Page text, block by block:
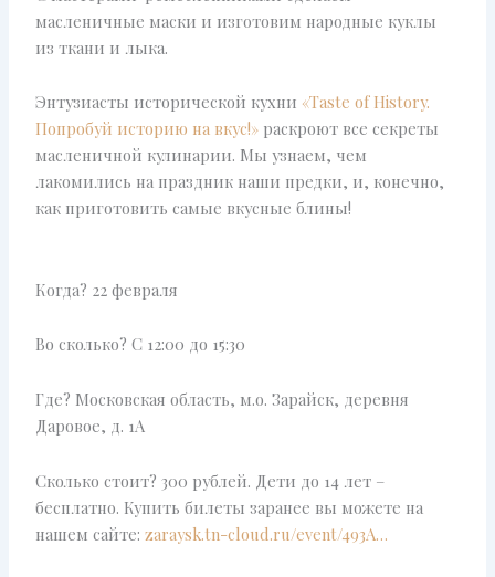
масленичные маски и изготовим народные куклы
из ткани и лыка.
Энтузиасты исторической кухни «Taste of History.
Попробуй историю на вкус!» раскроют все секреты
масленичной кулинарии. Мы узнаем, чем
лакомились на праздник наши предки, и, конечно,
как приготовить самые вкусные блины!
Когда? 22 февраля
Во сколько? С 12:00 до 15:30
Где? Московская область, м.о. Зарайск, деревня
Даровое, д. 1А
Сколько стоит? 300 рублей. Дети до 14 лет –
бесплатно. Купить билеты заранее вы можете на
нашем сайте:zaraysk.tn-cloud.ru/event/493A…